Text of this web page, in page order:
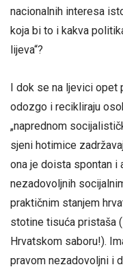
nacionalnih interesa
koja bi to i kakva
lijeva“?
I dok se na ljevici opet
odozgo i recikliraju
„naprednom
sjeni hotimice
ona je doista spontan i
nezadovoljnih
praktičnim stanjem
stotine tisuća pristaša
Hrvatskom saboru!).
pravom nezadovoljni i